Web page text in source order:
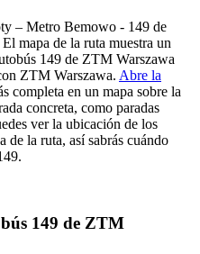
– Metro Bemowo - 149 de
mapa de la ruta muestra un
149 de ZTM Warszawa
ZTM Warszawa. Abre la
completa en un mapa sobre la
concreta, como paradas
ver la ubicación de los
de la ruta, así sabrás cuándo
149 de ZTM